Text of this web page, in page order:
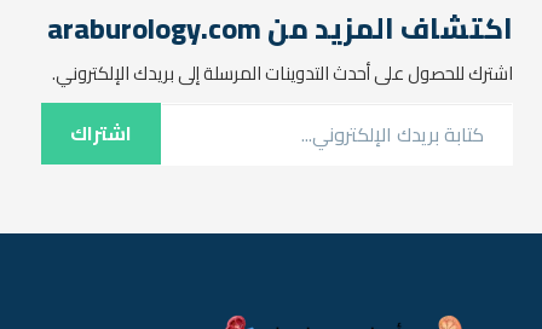
اكتشاف المزيد من araburology.com
اشترك للحصول على أحدث التدوينات المرسلة إلى بريدك الإلكتروني.
اشتراك